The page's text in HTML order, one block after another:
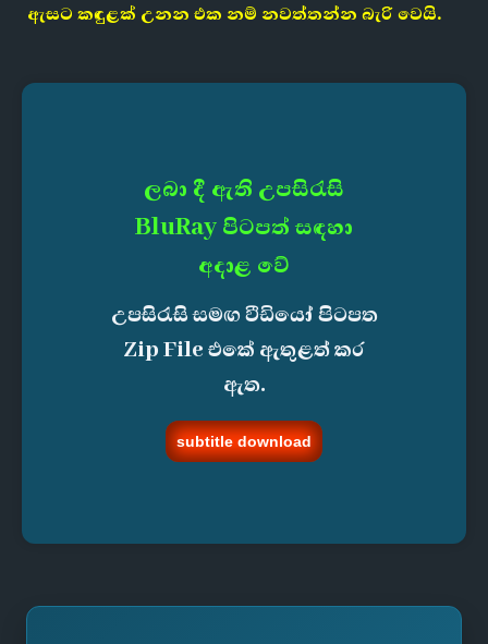
ඇසට කඳුළක් උනන එක නම් නවත්තන්න බැරි වෙයි.
ලබා දී ඇති උපසිරැසි
BluRay පිටපත් සඳහා
අදාළ වේ
උපසිරැසි සමඟ වීඩියෝ පිටපත
Zip File එකේ ඇතුළත් කර
ඇත.
subtitle download